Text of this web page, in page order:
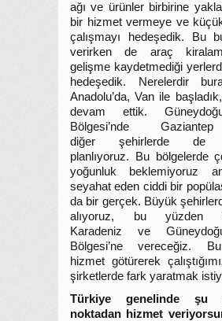
ağı ve ürünler birbirine
bir hizmet vermeye ve
çalışmayı hedeşedik. Bu
verirken de araç
gelişme kaydetmediği
hedeşedik. Nerelerdir
Anadolu’da, Van ile
devam ettik.
Bölgesi’nde
diğer şehirlerde de
planlıyoruz. Bu bölgelerde
yoğunluk beklemiyoruz
seyahat eden ciddi bir
da bir gerçek. Büyük
alıyoruz, bu yüzden
Karadeniz ve
Bölgesi’ne vereceğiz.
hizmet götürerek
şirketlerde fark yaratmak
Türkiye genelinde şu
noktadan hizmet